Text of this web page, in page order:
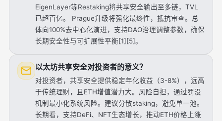
EigenLayer等Restaking将共享安全输出至多链，TVL
已超百亿。 Prague升级将强化最终性，抵抗审查。总
体向100%去中心化演进，支持DAO治理调整参数，确保
长期安全性与可扩展性平衡[1][5]。
以太坊共享安全对投资者的意义？
对投资者，共享安全提供稳定年化收益（3-8%），远高
于传统理财，且ETH增值潜力大。风险自担，通过罚没
机制最小化系统风险。建议分散staking，避免单一池。
长期看，支持DeFi、NFT生态增长，推动ETH价格上涨